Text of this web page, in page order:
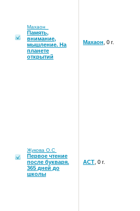
Махаон
Память,
внимание,
мышление. На
планете
открытий
Махаон , 0 г.
Жукова О.С
Первое чтение
после букваря.
365 дней до
школы
АСТ , 0 г.